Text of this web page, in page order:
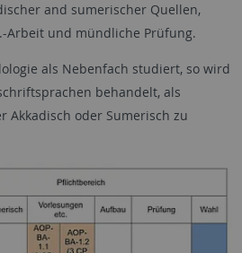
and sumerischer Quellen,
Arbeit und mündliche Prüfung.
als Nebenfach studiert, so wird
behandelt, als
Akkadisch oder Sumerisch zu